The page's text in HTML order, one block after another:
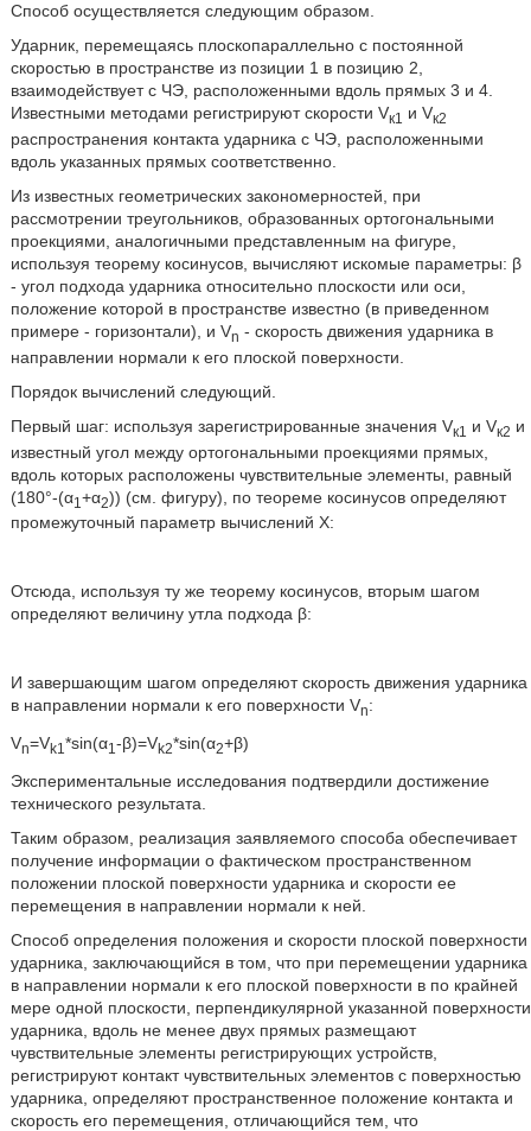
Способ осуществляется следующим образом.
Ударник, перемещаясь плоскопараллельно с постоянной
скоростью в пространстве из позиции 1 в позицию 2,
взаимодействует с ЧЭ, расположенными вдоль прямых 3 и 4.
Известными методами регистрируют скорости Vк1 и Vк2
распространения контакта ударника с ЧЭ, расположенными
вдоль указанных прямых соответственно.
Из известных геометрических закономерностей, при
рассмотрении треугольников, образованных ортогональными
проекциями, аналогичными представленным на фигуре,
используя теорему косинусов, вычисляют искомые параметры: β
- угол подхода ударника относительно плоскости или оси,
положение которой в пространстве известно (в приведенном
примере - горизонтали), и Vn - скорость движения ударника в
направлении нормали к его плоской поверхности.
Порядок вычислений следующий.
Первый шаг: используя зарегистрированные значения Vк1 и Vк2 и
известный угол между ортогональными проекциями прямых,
вдоль которых расположены чувствительные элементы, равный
(180°-(α1 +α2)) (см. фигуру), по теореме косинусов определяют
промежуточный параметр вычислений X:
Отсюда, используя ту же теорему косинусов, вторым шагом
определяют величину утла подхода β:
И завершающим шагом определяют скорость движения ударника
в направлении нормали к его поверхности Vn:
Vn=Vk1 *sin(α1 -β)=Vk2*sin(α2+β)
Экспериментальные исследования подтвердили достижение
технического результата.
Таким образом, реализация заявляемого способа обеспечивает
получение информации о фактическом пространственном
положении плоской поверхности ударника и скорости ее
перемещения в направлении нормали к ней.
Способ определения положения и скорости плоской поверхности
ударника, заключающийся в том, что при перемещении ударника
в направлении нормали к его плоской поверхности в по крайней
мере одной плоскости, перпендикулярной указанной поверхности
ударника, вдоль не менее двух прямых размещают
чувствительные элементы регистрирующих устройств,
регистрируют контакт чувствительных элементов с поверхностью
ударника, определяют пространственное положение контакта и
скорость его перемещения, отличающийся тем, что